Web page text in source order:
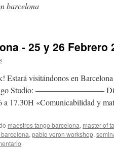
barcelona
- 25 y 26 Febrero
Estará visitándonos en
Studio: ————————– Día
a 17.30H «Comunicabilidad y
maestros tango barcelona, master of
, pablo veron workshop,